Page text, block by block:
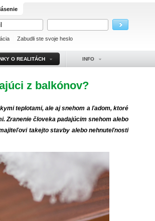
Zabudli ste svoje heslo
O REALITÁCH INFO
z balkónov?
teplotami, ale aj snehom a ľadom, ktoré
Zranenie človeka padajúcim snehom alebo
takejto stavby alebo nehnuteľnosti